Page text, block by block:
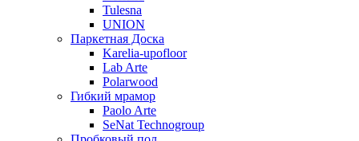
Tulesna
UNION
Паркетная Доска
Karelia-upofloor
Lab Arte
Polarwood
Гибкий мрамор
Paolo Arte
SeNat Technogroup